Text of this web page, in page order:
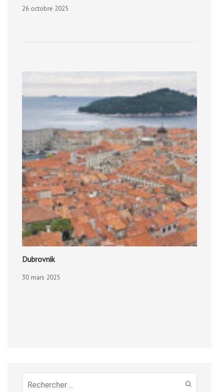
26 octobre 2025
Dubrovnik
30 mars 2025
Recherche